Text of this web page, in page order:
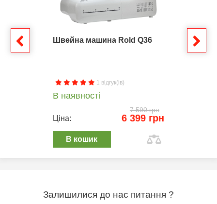
Швейна машина Rold Q36
1 відгук(ів)
В наявності
7 590 грн
Ціна: 6 399 грн
В кошик
Залишилися до нас питання ?